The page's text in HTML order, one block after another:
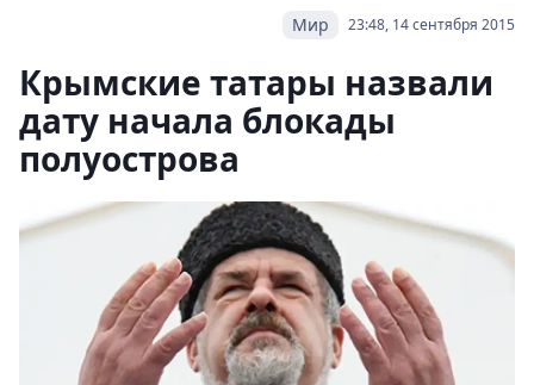
23:48, 14 сентября 2015
Мир
Крымские татары назвали
дату начала блокады
полуострова